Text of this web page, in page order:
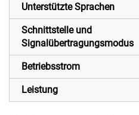
Unterstützte Sprachen
Schnittstelle und
Signalübertragungsmodus
Betriebsstrom
Leistung